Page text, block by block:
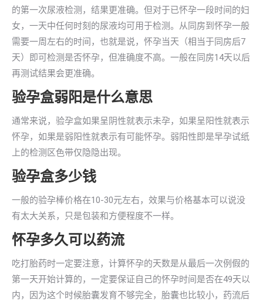
的第一次尿液检测，结果更准确。但对于已怀孕一段时间的妇
女，一天中任何时刻的尿液均可用于检测。从同房到怀孕一般
需要一周左右的时间，也就是说，怀孕当天（相当于同房后7
天）即可检测是否怀孕，但准确度不高。一般在同房14天以后
再测试结果会更准确。
验孕盒弱阳是什么意思
通常来说，验孕盒如果呈阴性就表示未孕，如果呈阳性就表示
怀孕，如果是弱阳性就表示有可能怀孕。弱阳性即是早孕试纸
上的检测区色带仅隐隐出现。
验孕盒多少钱
一般的验孕棒价格在10-30元左右，效果与价格基本可以说没
有太大关系，只是包装和方便程度不一样。
怀孕多久可以药流
吃打胎药时一定要注意，计算怀孕的天数是从最后一次例假的
第一天开始计算的，一定要保证自己的怀孕时间是否在49天以
内，因为这个时候胎囊发育不够完全，胎囊也比较小，药流后